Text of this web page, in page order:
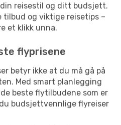
reisestil og ditt budsjett.
tilbud og viktige reisetips –
et klikk unna.
flyprisene
betyr ikke at du må gå på
Med smart planlegging
beste flytilbudene som er
budsjettvennlige flyreiser